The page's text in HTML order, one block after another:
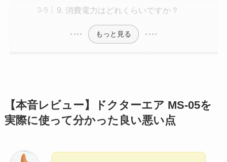
9. 消費電力はどれくらいですか？
もっと見る
【本音レビュー】ドクターエア MS-05を
実際に使って分かった良い悪い点